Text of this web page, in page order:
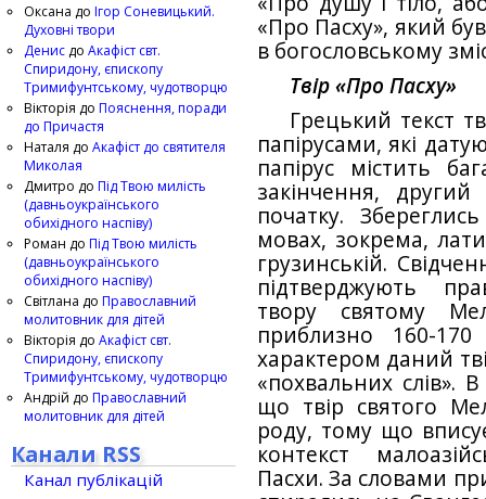
«Про Пасху», який
в богословському
Твір «Про Пасху»
Грецький текст
папірусами, які
папірус містить
закінчення,
початку.
мовах, зокрема,
грузинській.
підтверджують
твору святому
приблизно 160-
характером даний
«похвальних слів».
що твір святого
роду, тому що
контекст
Пасхи. За словами
Оксана до Ігор Соневицький.
Духовні твори
Денис до Акафіст свт.
Спиридону, єпископу
Тримифунтському, чудотворцю
Вікторія до Пояснення, поради
до Причастя
Наталя до Акафіст до святителя
Миколая
Дмитро до Під Твою милість
(давньоукраїнського
обихідного наспіву)
Роман до Під Твою милість
(давньоукраїнського
обихідного наспіву)
Світлана до Православний
молитовник для дітей
Вікторія до Акафіст свт.
Спиридону, єпископу
Тримифунтському, чудотворцю
Андрій до Православний
молитовник для дітей
Канали RSS
Канал публікацій